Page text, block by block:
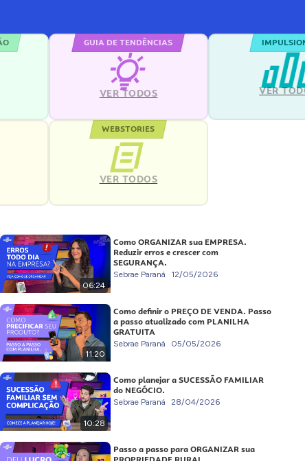
GUIA DE TENDÊNCIAS
VER TODOS VER
WEBSTORIES
VER TODOS
06:24
Como ORGANIZAR sua EMPRESA.
Reduzir erros e crescer com
SEGURANÇA.
Sebrae Paraná 12/05/2026
11:20
Como definir o PREÇO DE VENDA. Passo
a passo atualizado com PLANILHA
GRATUITA
Sebrae Paraná 05/05/2026
10:28
Como planejar a SUCESSÃO FAMILIAR
do NEGÓCIO.
Sebrae Paraná 28/04/2026
Passo a passo para ORGANIZAR sua